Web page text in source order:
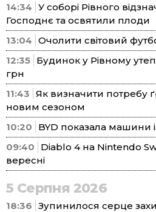
14:34 У соборі Рівного
Господнє та освятили плоди
13:04 Очолити світовий
12:35 Будинок у Рівному
грн
11:43 Як визначити потребу
новим сезоном
10:20
BYD показала машини
09:40
Diablo 4 на Nintendo
вересні
5 Серпня 2026
18:36 Зупинилося серце